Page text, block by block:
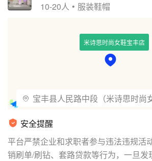
10-20人 • 服装鞋帽
米诗思时尚女鞋宝丰店
© 2026 AutoNavi- GS(2025)5996号
宝丰县人民路中段（米诗思时尚
安全提醒
平台严禁企业和求职者参与违法违规活
销刷单/刷钻、套路贷款等行为，一旦发